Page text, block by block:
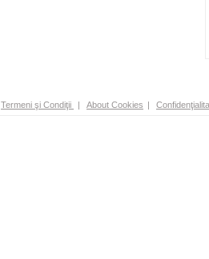
Termeni şi Condiţii | About Cookies |